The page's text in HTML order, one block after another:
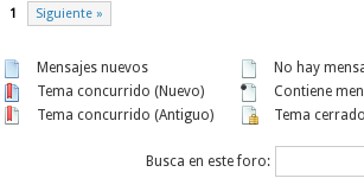
1 Siguiente »
Mensajes nuevos
Tema concurrido (Nuevo)
Tema concurrido (Antiguo)
No hay
Contiene
Tema cerrado
Busca en este foro: